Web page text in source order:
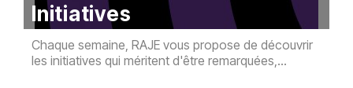
Initiatives
Chaque semaine, RAJE vous propose de découvrir
les initiatives qui méritent d'être remarquées,...